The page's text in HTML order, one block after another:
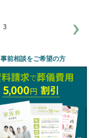
3
事前相談をご希望の方